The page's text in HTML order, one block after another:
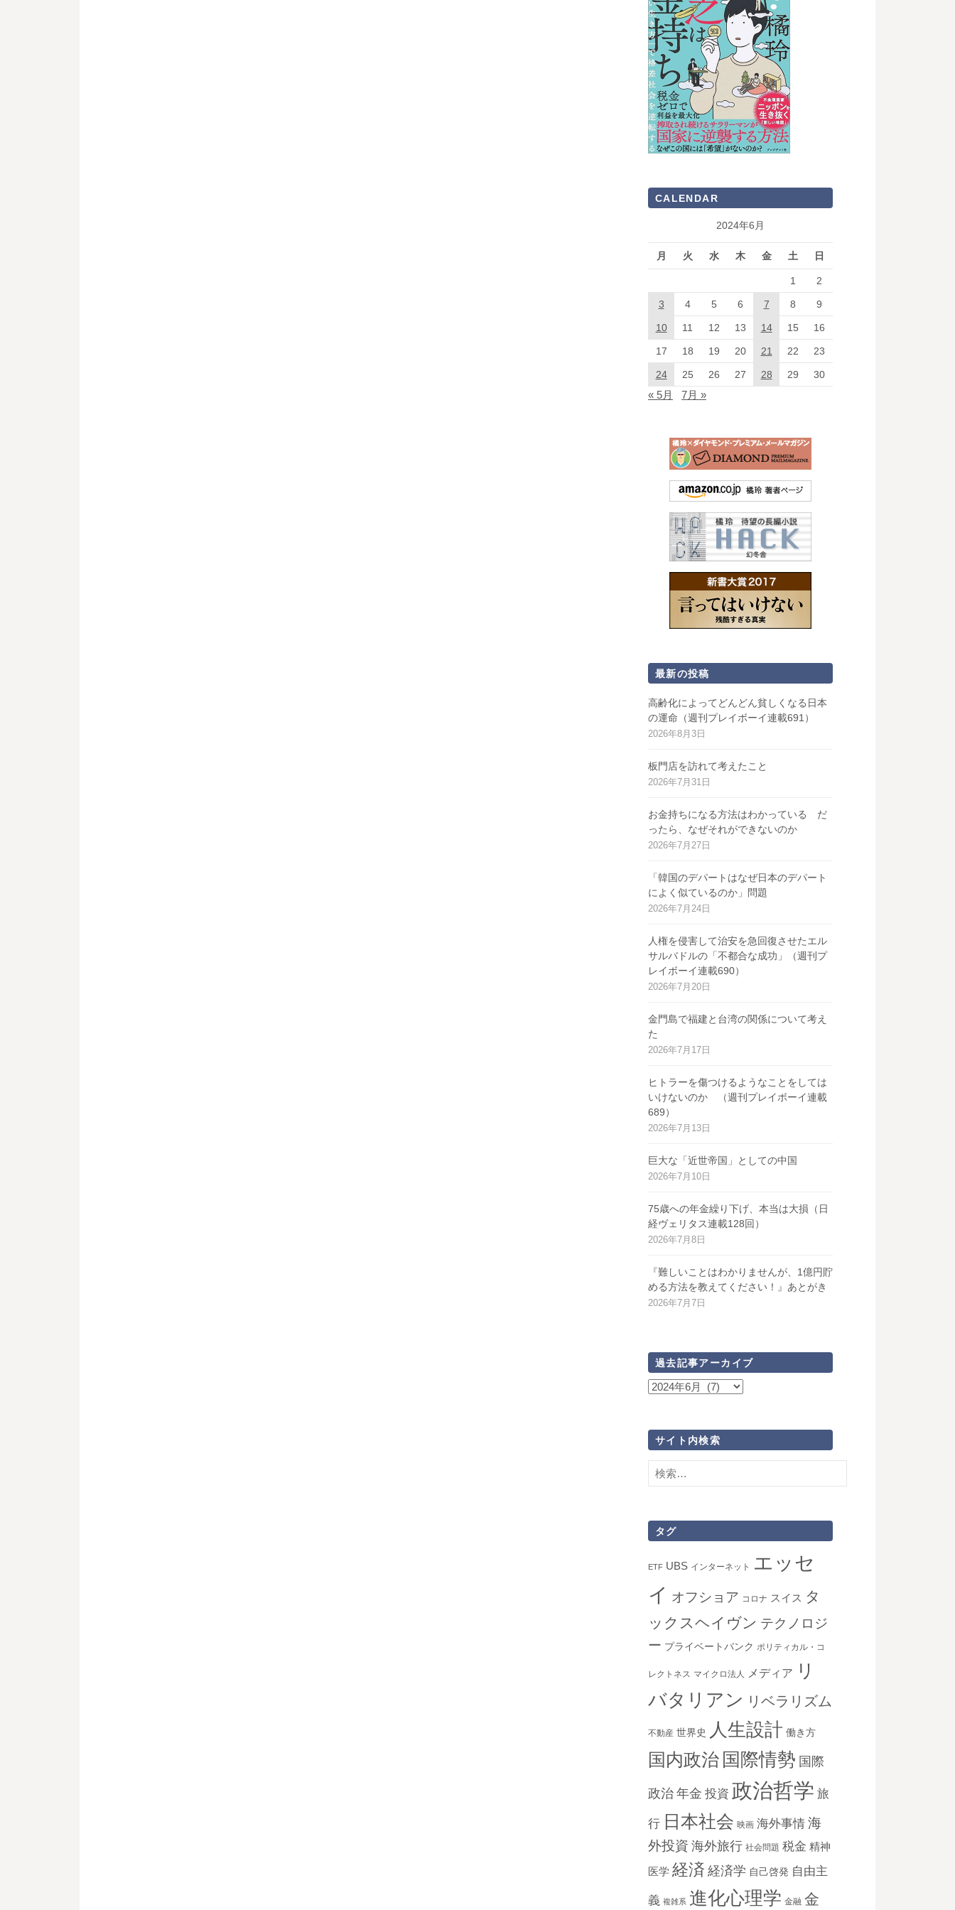
CALENDAR
2024年6月
月 火 水 木 金 土 日
1 2
3 4 5 6 7 8 9
10 11 12 13 14 15 16
17 18 19 20 21 22 23
24 25 26 27 28 29 30
« 5月 7月 »
最新の投稿
高齢化によってどんどん貧しくなる日本
の運命（週刊プレイボーイ連載691）
2026年8月3日
板門店を訪れて考えたこと
2026年7月31日
お金持ちになる方法はわかっている だ
ったら、なぜそれができないのか
2026年7月27日
「韓国のデパートはなぜ日本のデパート
によく似ているのか」問題
2026年7月24日
人権を侵害して治安を急回復させたエル
サルバドルの「不都合な成功」（週刊プ
レイボーイ連載690）
2026年7月20日
金門島で福建と台湾の関係について考え
た
2026年7月17日
ヒトラーを傷つけるようなことをしては
いけないのか （週刊プレイボーイ連載
689）
2026年7月13日
巨大な「近世帝国」としての中国
2026年7月10日
75歳への年金繰り下げ、本当は大損（日
経ヴェリタス連載128回）
2026年7月8日
『難しいことはわかりませんが、1億円貯
める方法を教えてください！』あとがき
2026年7月7日
過去記事アーカイブ
過
事
ー
カ
ブ
サイト内検索
検
索:
タグ
ETF UBS インターネット
エッセ
イ オフショア コロナ スイス タ
ックスヘイヴン テクノロジ
ー プライベートバンク ポリティカル・コ
レクトネス マイクロ法人 メディア
リ
バタリアン リベラリズム
不動産 世界史 人生設計 働き方
国内政治 国際情勢 国際
政治 年金 投資 政治哲学 旅
行 日本社会 映画 海外事情 海
外投資 海外旅行 社会問題 税金 精神
医学 経済 経済学 自己啓発 自由主
義 複雑系 進化心理学 金融 金